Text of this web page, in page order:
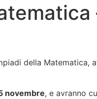
della Matematica,
novembre, e avranno